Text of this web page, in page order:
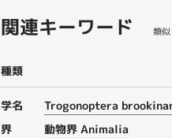
関連キーワード 類
種類
学名
Trogonoptera
界
動物界 Animalia